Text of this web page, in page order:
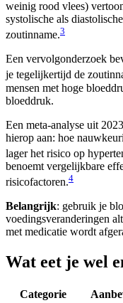
weinig rood vlees)
systolische als
zoutinname.3
Een vervolgonderzoek
je tegelijkertijd de
mensen met hoge
bloeddruk.
Een meta-analyse uit
hierop aan: hoe
lager het risico op
benoemt vergelijkbare
risicofactoren.4
Belangrijk: gebruik je
voedingsveranderingen
met medicatie wordt
Wat eet je wel
Categorie